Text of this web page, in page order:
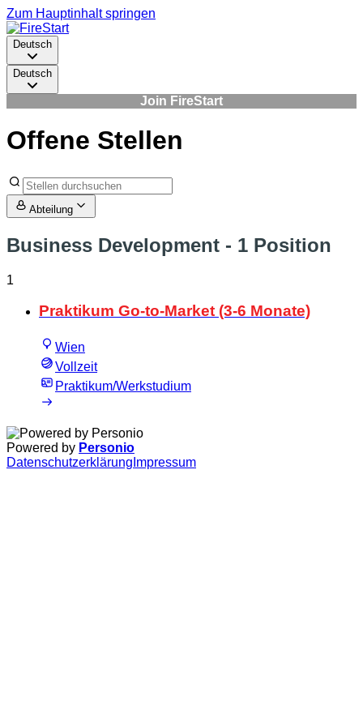
Zum Hauptinhalt springen
Deutsch
Deutsch
Join FireStart
Offene Stellen
Abteilung
Business Development - 1 Position
1
Praktikum Go-to-Market (3-6 Monate)
Wien
Vollzeit
Praktikum/Werkstudium
Powered by Personio
Datenschutzerklärung Impressum